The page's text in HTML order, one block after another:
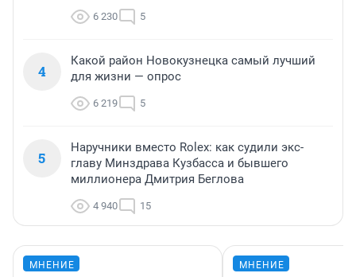
6 230 5
4
Какой район Новокузнецка самый лучший
для жизни — опрос
6 219 5
5
Наручники вместо Rolex: как судили экс-
главу Минздрава Кузбасса и бывшего
миллионера Дмитрия Беглова
4 940 15
МНЕНИЕ МНЕНИЕ